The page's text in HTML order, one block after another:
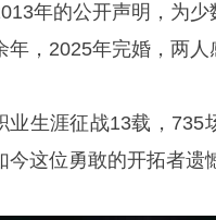
年的公开声明，为
年，2025年完婚，两人
业生涯征战13载，735
今这位勇敢的开拓者遗